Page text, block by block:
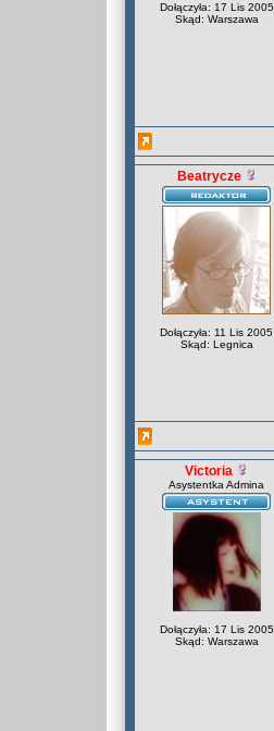
Dołączyła: 17 Lis 2005
Skąd: Warszawa
Beatrycze
Dołączyła: 11 Lis 2005
Skąd: Legnica
Victoria
Asystentka Admina
Dołączyła: 17 Lis 2005
Skąd: Warszawa